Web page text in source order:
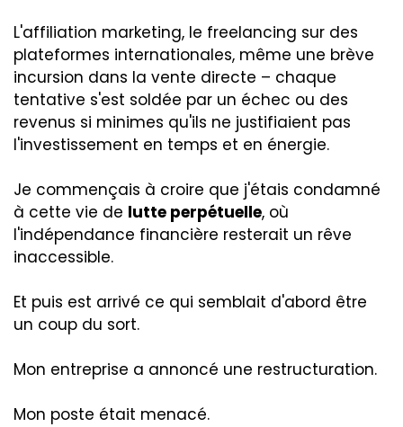
L'affiliation marketing, le freelancing sur des
plateformes internationales, même une brève
incursion dans la vente directe – chaque
tentative s'est soldée par un échec ou des
revenus si minimes qu'ils ne justifiaient pas
l'investissement en temps et en énergie.
Je commençais à croire que j'étais condamné
à cette vie de lutte perpétuelle, où
l'indépendance financière resterait un rêve
inaccessible.
Et puis est arrivé ce qui semblait d'abord être
un coup du sort.
Mon entreprise a annoncé une restructuration.
Mon poste était menacé.